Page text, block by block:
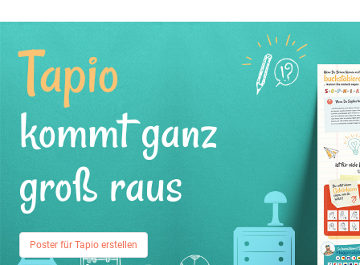
Tapio
kommt ganz
groß raus
Poster für Tapio erstellen